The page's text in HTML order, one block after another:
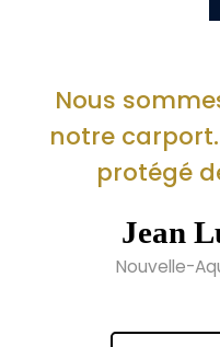
Nous
notre
protégé
Jean
Nouvelle-